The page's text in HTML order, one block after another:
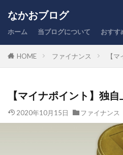
なかおブログ
ホーム 当ブログについて おすす
HOME ファイナンス 【
【マイナポイント】独
2020年10月15日 ファイナンス
カテゴリー
NISA PC作業
オ
キーボード
キャッシュ
ふ
レビュー